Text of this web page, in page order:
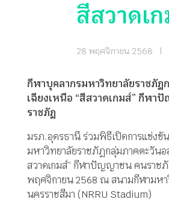
สีสวาดเ
28 พฤศจิกายน 2568 |
กีฬาบุคลากรมหาวิทยาลัยราชภัฏ
เฉียงเหนือ “สีสวาดเกมส์” กีฬา
ราชภัฏ
มรภ.อุดรธานี ร่วมพิธีเปิดการแข่งขั
มหาวิทยาลัยราชภัฏกลุ่มภาคตะวันอ
สวาดเกมส์” กีฬาปัญญาชน คนราช
พฤศจิกายน 2568 ณ สนามกีฬามห
นครราชสีมา (NRRU Stadium)